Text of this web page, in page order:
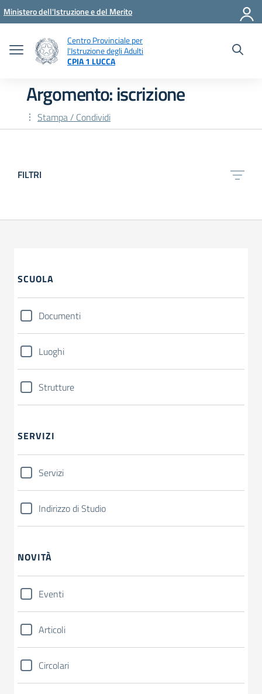
Vai ai contenuti
Vai al menu di navigazione
Vai al footer
Ministero dell'Istruzione e del Merito
Centro Provinciale per
l'Istruzione degli Adulti
CPIA 1 LUCCA
Argomento: iscrizione
Stampa / Condividi
FILTRI
SCUOLA
Documenti
Luoghi
Strutture
SERVIZI
Servizi
Indirizzo di Studio
NOVITÀ
Eventi
Articoli
Circolari